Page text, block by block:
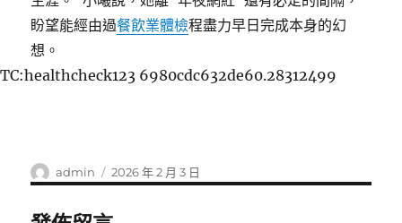
盼望能經由過餐飲業體檢程盡力早日完成本身的幻
想。
TC:healthcheck123 6980cdc632de60.28312499
作
者
admin
發
佈
2026 年 2 月 3 日